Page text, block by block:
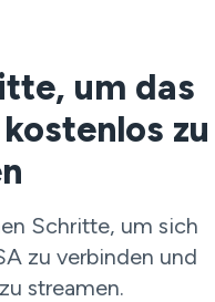
um das
zu
Schritte, um sich
zu verbinden und
streamen.